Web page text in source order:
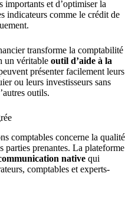
importants et d’optimiser la
indicateurs comme le crédit de
transforme la comptabilité
un véritable outil d’aide à la
présenter facilement leurs
ou leurs investisseurs sans
outils.
comptables concerne la qualité
parties prenantes. La plateforme
native qui
comptables et experts-